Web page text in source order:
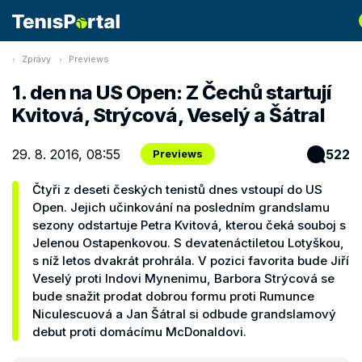
Zprávy Previews
1. den na US Open: Z Čechů startují
Kvitová, Strýcová, Veselý a Šátral
29. 8. 2016, 08:55 Previews 522
Čtyři z deseti českých tenistů dnes vstoupí do US
Open. Jejich učinkování na posledním grandslamu
sezony odstartuje Petra Kvitová, kterou čeká souboj s
Jelenou Ostapenkovou. S devatenáctiletou Lotyškou,
s níž letos dvakrát prohrála. V pozici favorita bude Jiří
Veselý proti Indovi Mynenimu, Barbora Strýcová se
bude snažit prodat dobrou formu proti Rumunce
Niculescuová a Jan Šátral si odbude grandslamový
debut proti domácímu McDonaldovi.